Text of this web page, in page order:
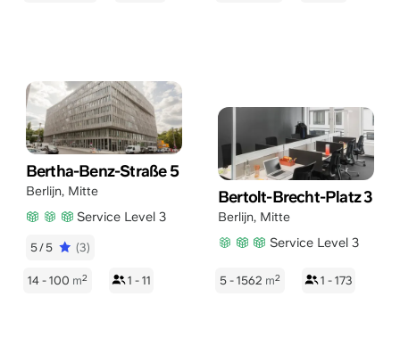
Bertha-Benz-Straße 5
Berlijn, Mitte
Service Level 3
5/5 (3)
14 - 100 m2 1 - 11
Bertolt-Brecht-Platz 3
Berlijn, Mitte
Service Level 3
5 - 1562 m2 1 - 173